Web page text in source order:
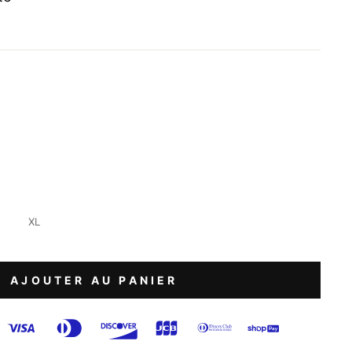
XL
AJOUTER AU PANIER